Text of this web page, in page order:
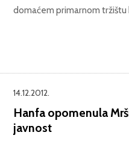
domaćem primarnom tržištu
14.12.2012.
Hanfa opomenula
javnost